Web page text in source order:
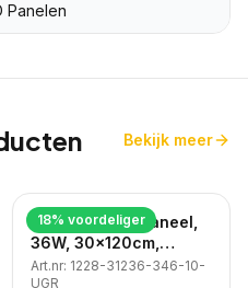
Panelen
Bekijk meer
18% voordeliger
LED Backlight Paneel,
36W, 30x120cm,
Philips Driver, Incl. EU
Snoer
Art.nr: 1228-31236-346-10-
UGR